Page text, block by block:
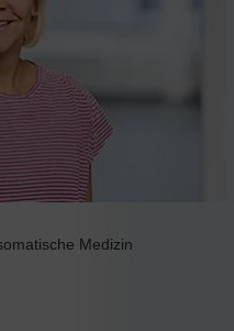
Medizin